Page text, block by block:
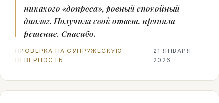
никакого «допроса», ровный спокойный
диалог. Получила свой ответ, приняла
решение. Спасибо.
ПРОВЕРКА НА СУПРУЖЕСКУЮ
НЕВЕРНОСТЬ
21 ЯНВАРЯ
2026